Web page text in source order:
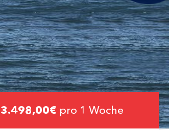
3.498,00€ pro 1 Woche